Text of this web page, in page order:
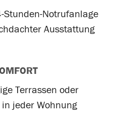
Stunden-Notrufanlage
Ausstattung
Terrassen oder
jeder Wohnung